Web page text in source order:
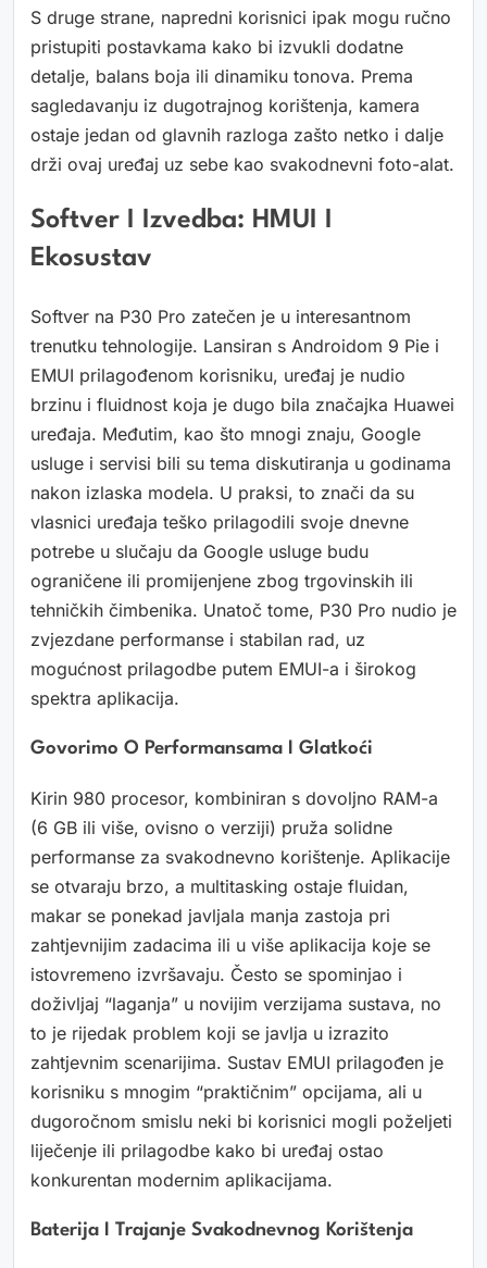
S druge strane, napredni korisnici ipak mogu ručno
pristupiti postavkama kako bi izvukli dodatne
detalje, balans boja ili dinamiku tonova. Prema
sagledavanju iz dugotrajnog korištenja, kamera
ostaje jedan od glavnih razloga zašto netko i dalje
drži ovaj uređaj uz sebe kao svakodnevni foto-alat.
Softver I Izvedba: HMUI I
Ekosustav
Softver na P30 Pro zatečen je u interesantnom
trenutku tehnologije. Lansiran s Androidom 9 Pie i
EMUI prilagođenom korisniku, uređaj je nudio
brzinu i fluidnost koja je dugo bila značajka Huawei
uređaja. Međutim, kao što mnogi znaju, Google
usluge i servisi bili su tema diskutiranja u godinama
nakon izlaska modela. U praksi, to znači da su
vlasnici uređaja teško prilagodili svoje dnevne
potrebe u slučaju da Google usluge budu
ograničene ili promijenjene zbog trgovinskih ili
tehničkih čimbenika. Unatoč tome, P30 Pro nudio je
zvjezdane performanse i stabilan rad, uz
mogućnost prilagodbe putem EMUI-a i širokog
spektra aplikacija.
Govorimo O Performansama I Glatkoći
Kirin 980 procesor, kombiniran s dovoljno RAM-a
(6 GB ili više, ovisno o verziji) pruža solidne
performanse za svakodnevno korištenje. Aplikacije
se otvaraju brzo, a multitasking ostaje fluidan,
makar se ponekad javljala manja zastoja pri
zahtjevnijim zadacima ili u više aplikacija koje se
istovremeno izvršavaju. Često se spominjao i
doživljaj “laganja” u novijim verzijama sustava, no
to je rijedak problem koji se javlja u izrazito
zahtjevnim scenarijima. Sustav EMUI prilagođen je
korisniku s mnogim “praktičnim” opcijama, ali u
dugoročnom smislu neki bi korisnici mogli poželjeti
liječenje ili prilagodbe kako bi uređaj ostao
konkurentan modernim aplikacijama.
Baterija I Trajanje Svakodnevnog Korištenja